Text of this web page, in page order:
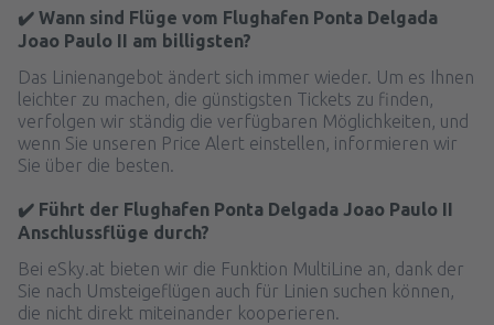
✔️ Wann sind Flüge vom Flughafen Ponta Delgada
Joao Paulo II am billigsten?
Das Linienangebot ändert sich immer wieder. Um es Ihnen
leichter zu machen, die günstigsten Tickets zu finden,
verfolgen wir ständig die verfügbaren Möglichkeiten, und
wenn Sie unseren Price Alert einstellen, informieren wir
Sie über die besten.
✔️ Führt der Flughafen Ponta Delgada Joao Paulo II
Anschlussflüge durch?
Bei eSky.at bieten wir die Funktion MultiLine an, dank der
Sie nach Umsteigeflügen auch für Linien suchen können,
die nicht direkt miteinander kooperieren.